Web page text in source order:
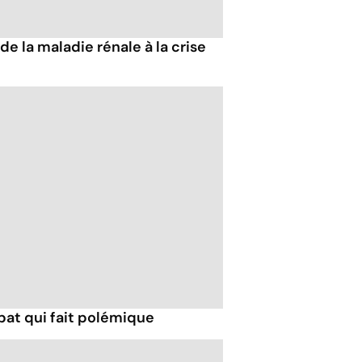
la maladie rénale à la crise
qui fait polémique